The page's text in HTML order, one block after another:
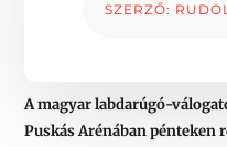
SZERZŐ:
A magyar labdarúgó-
Puskás Arénában pénteken